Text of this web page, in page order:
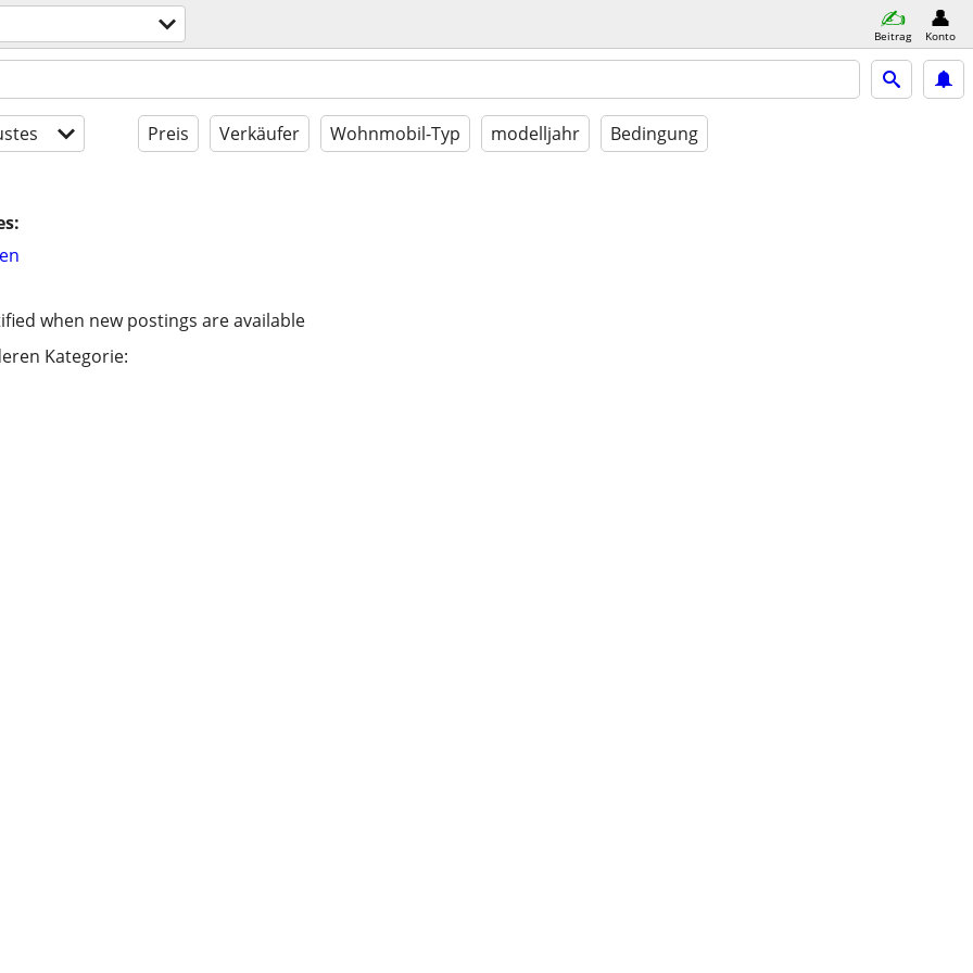
Beitrag Konto
Preis Verkäufer Wohnmobil-Typ modelljahr Bedingung
when new postings are available
Kategorie: